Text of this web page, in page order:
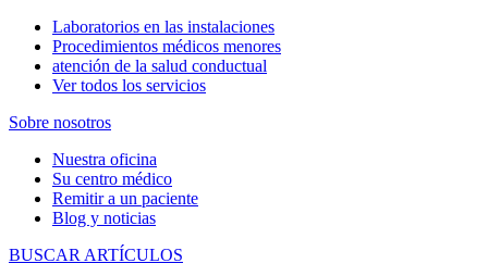
Laboratorios en las instalaciones
Procedimientos médicos menores
atención de la salud conductual
Ver todos los servicios
Sobre nosotros
Nuestra oficina
Su centro médico
Remitir a un paciente
Blog y noticias
BUSCAR ARTÍCULOS